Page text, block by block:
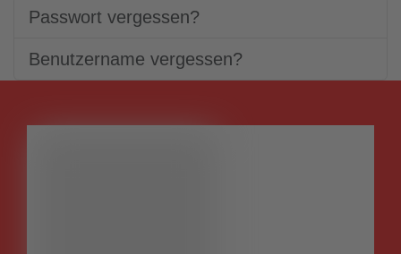
Passwort vergessen?
Benutzername vergessen?